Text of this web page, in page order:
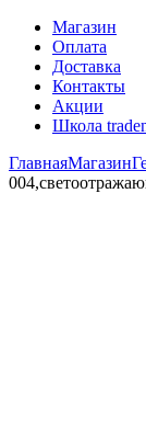
Магазин
Оплата
Доставка
Контакты
Акции
Школа
ГлавнаяМагазин